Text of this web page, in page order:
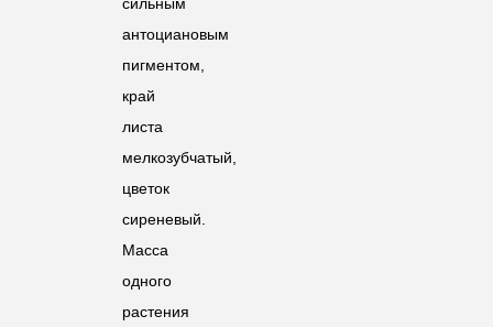
антоциановым
пигментом,
край
листа
мелкозубчатый,
цветок
сиреневый.
Масса
одного
растения